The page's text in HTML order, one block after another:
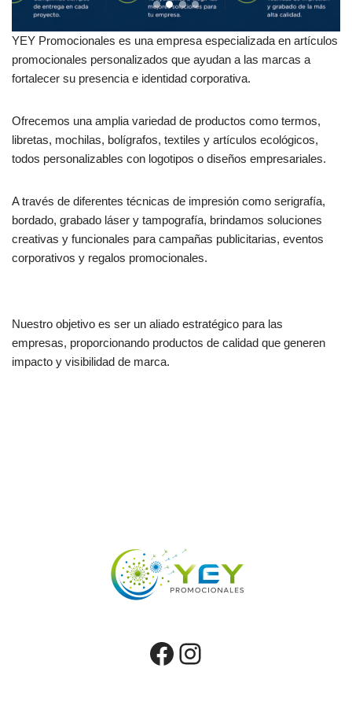
YEY Promocionales es una empresa especializada en artículos
promocionales personalizados que ayudan a las marcas a
fortalecer su presencia e identidad corporativa.
Ofrecemos una amplia variedad de productos como termos,
libretas, mochilas, bolígrafos, textiles y artículos ecológicos,
todos personalizables con logotipos o diseños empresariales.
A través de diferentes técnicas de impresión como serigrafía,
bordado, grabado láser y tampografía, brindamos soluciones
creativas y funcionales para campañas publicitarias, eventos
corporativos y regalos promocionales.
Nuestro objetivo es ser un aliado estratégico para las
empresas, proporcionando productos de calidad que generen
impacto y visibilidad de marca.